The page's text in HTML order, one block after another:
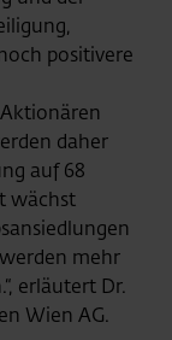
positivere
daher
auf 68
wächst
mehr
erläutert Dr.
Wien AG.